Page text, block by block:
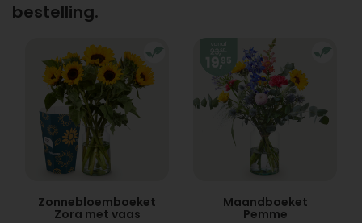
bestelling.
Zonnebloemboeket
Zora met vaas
Maandboeket
Pemme